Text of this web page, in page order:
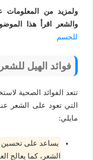
ولمزيد من
والشعر اقرأ هذا
للجسم
فوائد الهيل للشعر
تتعد الفوائد الصحية
التي تعود على الشعر
مايلي:
يساعد على تحسين
الشعر، كما يعالج